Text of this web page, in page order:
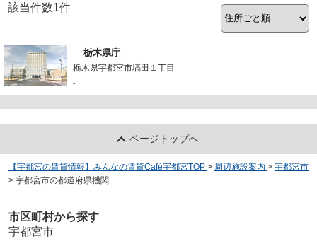
該当件数1件
栃木県庁
栃木県宇都宮市塙田１丁目
-
ページトップへ
【宇都宮の賃貸情報】みんなの賃貸Café宇都宮TOP > 周辺施設案内 > 宇都宮市
> 宇都宮市の都道府県機関
市区町村から探す
宇都宮市